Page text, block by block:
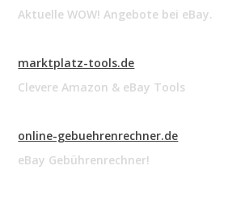
Aktuelle WOW! Angebote bei eBay.
marktplatz-tools.de
Clevere Amazon & eBay Tools
online-gebuehrenrechner.de
eBay Gebührenrechner!